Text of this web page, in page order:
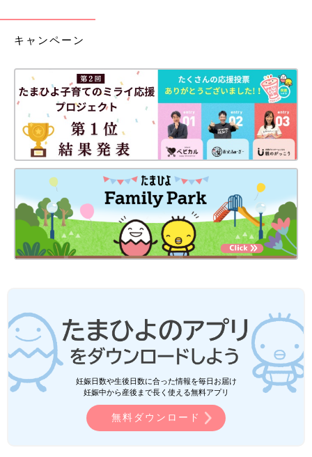
キャンペーン
妊娠日数や生後日数に合った情報を毎日お届け
妊娠中から産後まで長く使える無料アプリ
無料ダウンロード